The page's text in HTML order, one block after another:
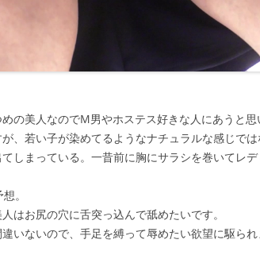
の美人なのでM男やホステス好きな人にあうと思
、若い子が染めてるようなナチュラルな感じでは
しまっている。一昔前に胸にサラシを巻いてレ
。
はお尻の穴に舌突っ込んで舐めたいです。
いないので、手足を縛って辱めたい欲望に駆られ